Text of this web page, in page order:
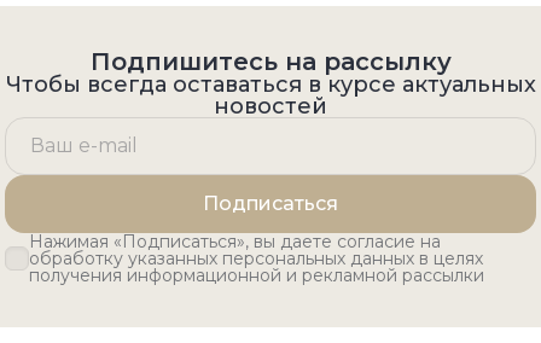
Подпишитесь на рассылку
Чтобы всегда оставаться в курсе актуальных
новостей
Подписаться
Нажимая «Подписаться», вы даете согласие на
обработку указанных персональных данных в целях
получения информационной и рекламной рассылки